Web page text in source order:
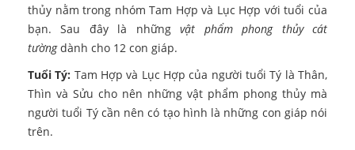
thủy nằm trong nhóm Tam Hợp và Lục Hợp với tuổi của
bạn. Sau đây là nhữngvật phẩm phong thủy cát
tườngdành cho 12 con giáp.
Tuổi Tý: Tam Hợp và Lục Hợp của người tuổi Tý là Thân,
Thìn và Sửu cho nên những vật phẩm phong thủy mà
người tuổi Tý cần nên có tạo hình là những con giáp nói
trên.